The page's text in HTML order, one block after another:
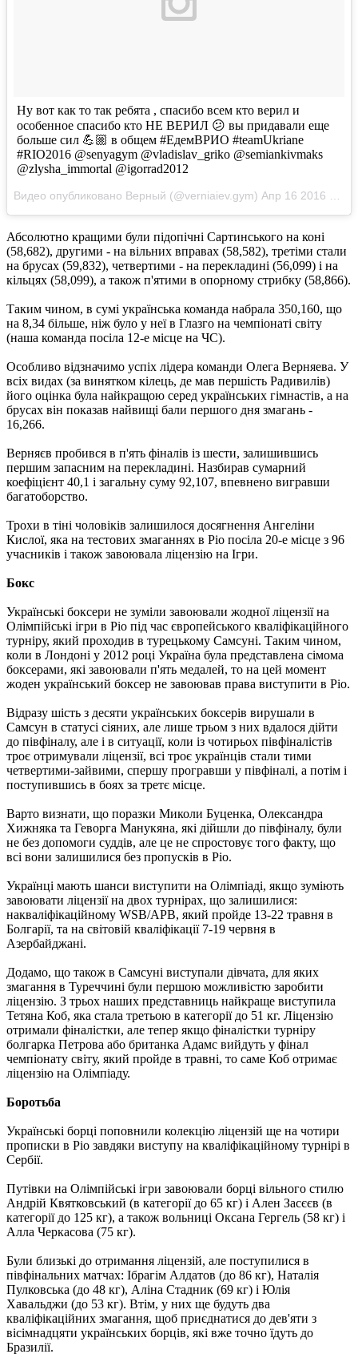
Ну вот как то так ребята , спасибо всем кто верил и
особенное спасибо кто НЕ ВЕРИЛ 😕 вы придавали еще
больше сил 💪🏼 в общем #ЕдемВРИО #teamUkriane
#RIO2016 @senyagym @vladislav_griko @semiankivmaks
@zlysha_immortal @igorrad2012
Видео опубликовано Верный (@verniaiev.gym) Апр 16 2016 в 6:52 PDT
Абсолютно кращими були підопічні Сартинського на коні
(58,682), другими - на вільних вправах (58,582), третіми стали
на брусах (59,832), четвертими - на перекладині (56,099) і на
кільцях (58,099), а також п'ятими в опорному стрибку (58,866).
Таким чином, в сумі українська команда набрала 350,160, що
на 8,34 більше, ніж було у неї в Глазго на чемпіонаті світу
(наша команда посіла 12-е місце на ЧС).
Особливо відзначимо успіх лідера команди Олега Верняева. У
всіх видах (за винятком кілець, де мав першість Радивилів)
його оцінка була найкращою серед українських гімнастів, а на
брусах він показав найвищі бали першого дня змагань -
16,266.
Верняєв пробився в п'ять фіналів із шести, залишившись
першим запасним на перекладині. Назбирав сумарний
коефіцієнт 40,1 і загальну суму 92,107, впевнено вигравши
багатоборство.
Трохи в тіні чоловіків залишилося досягнення Ангеліни
Кислої, яка на тестових змаганнях в Ріо посіла 20-е місце з 96
учасників і також завоювала ліцензію на Ігри.
Бокс
Українські боксери не зуміли завоювали жодної ліцензії на
Олімпійські ігри в Ріо під час європейського кваліфікаційного
турніру, який проходив в турецькому Самсуні. Таким чином,
коли в Лондоні у 2012 році Україна була представлена ​​сімома
боксерами, які завоювали п'ять медалей, то на цей момент
жоден український боксер не завоював права виступити в Ріо.
Відразу шість з десяти українських боксерів вирушали в
Самсун в статусі сіяних, але лише трьом з них вдалося дійти
до півфіналу, але і в ситуації, коли із чотирьох півфіналістів
троє отримували ліцензії, всі троє українців стали тими
четвертими-зайвими, спершу програвши у півфіналі, а потім і
поступившись в боях за третє місце.
Варто визнати, що поразки Миколи Буценка, Олександра
Хижняка та Геворга Манукяна, які дійшли до півфіналу, були
не без допомоги суддів, але це не спростовує того факту, що
всі вони залишилися без пропусків в Ріо.
Українці мають шанси виступити на Олімпіаді, якщо зуміють
завоювати ліцензії на двох турнірах, що залишилися:
накваліфікаційному WSB/APB, який пройде 13-22 травня в
Болгарії, та на світовій кваліфікації 7-19 червня в
Азербайджані.
Додамо, що також в Самсуні виступали дівчата, для яких
змагання в Туреччині були першою можливістю заробити
ліцензію. З трьох наших представниць найкраще виступила
Тетяна Коб, яка стала третьою в категорії до 51 кг. Ліцензію
отримали фіналістки, але тепер якщо фіналістки турніру
болгарка Петрова або британка Адамс вийдуть у фінал
чемпіонату світу, який пройде в травні, то саме Коб отримає
ліцензію на Олімпіаду.
Боротьба
Українські борці поповнили колекцію ліцензій ще на чотири
прописки в Ріо завдяки виступу на кваліфікаційному турнірі в
Сербії.
Путівки на Олімпійські ігри завоювали борці вільного стилю
Андрій Квятковський (в категорії до 65 кг) і Ален Засєєв (в
категорії до 125 кг), а також вольниці Оксана Гергель (58 кг) і
Алла Черкасова (75 кг).
Були близькі до отримання ліцензій, але поступилися в
півфінальних матчах: Ібрагім Алдатов (до 86 кг), Наталія
Пулковська (до 48 кг), Аліна Стадник (69 кг) і Юлія
Хавальджи (до 53 кг). Втім, у них ще будуть два
кваліфікаційних змагання, щоб приєднатися до дев'яти з
вісімнадцяти українських борців, які вже точно їдуть до
Бразилії.